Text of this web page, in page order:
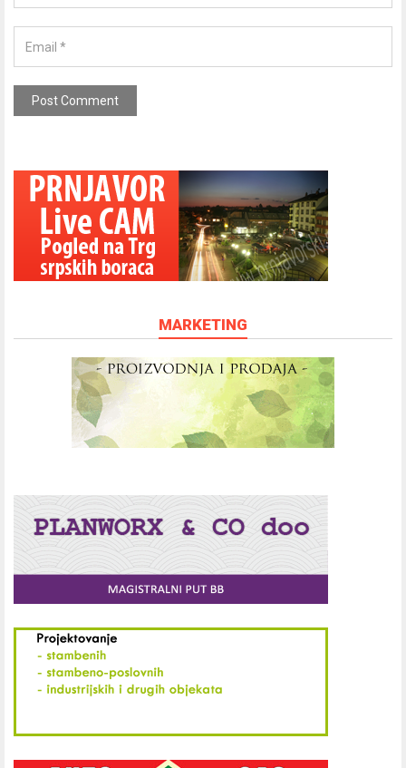
MARKETING